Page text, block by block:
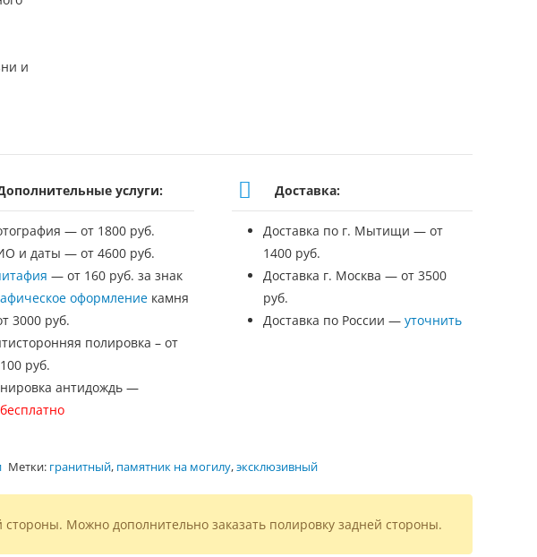
и
услуги:
— от 1800 руб.
и даты — от 4600 руб.
— от 160 руб. за знак
оформлениекамня
3000 руб.
полировка – от
руб.
антидождь —
бесплатно
Доставка:
Доставка по г. Мытищи — от
1400 руб.
Доставка г. Москва — от 3500
руб.
Доставка по России —уточнить
Метки: гранитный, памятник на могилу,эксклюзивный
Можно дополнительно заказать полировку задней стороны.